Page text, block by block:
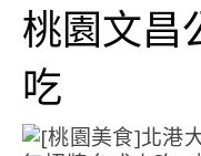
桃園文昌
吃